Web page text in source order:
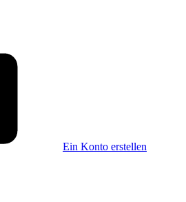
Ein Konto erstellen